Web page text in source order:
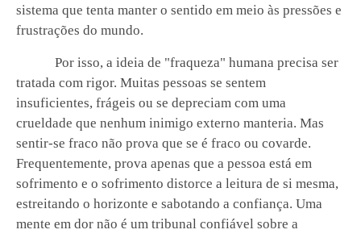
sistema que tenta manter o sentido em meio às pressões e
frustrações do mundo.
Por isso, a ideia de "fraqueza" humana precisa ser
tratada com rigor. Muitas pessoas se sentem
insuficientes, frágeis ou se depreciam com uma
crueldade que nenhum inimigo externo manteria. Mas
sentir-se fraco não prova que se é fraco ou covarde.
Frequentemente, prova apenas que a pessoa está em
sofrimento e o sofrimento distorce a leitura de si mesma,
estreitando o horizonte e sabotando a confiança. Uma
mente em dor não é um tribunal confiável sobre a